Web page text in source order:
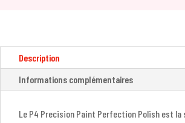
Description
Informations complémentaires
Le P4 Precision Paint Perfection Polish est